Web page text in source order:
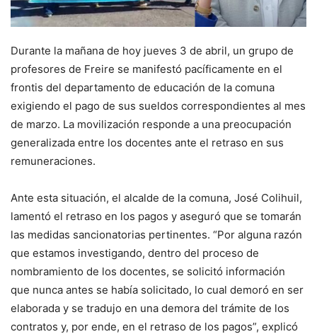
Durante la mañana de hoy jueves 3 de abril, un grupo de
profesores de Freire se manifestó pacíficamente en el
frontis del departamento de educación de la comuna
exigiendo el pago de sus sueldos correspondientes al mes
de marzo. La movilización responde a una preocupación
generalizada entre los docentes ante el retraso en sus
remuneraciones.
Ante esta situación, el alcalde de la comuna, José Colihuil,
lamentó el retraso en los pagos y aseguró que se tomarán
las medidas sancionatorias pertinentes. “Por alguna razón
que estamos investigando, dentro del proceso de
nombramiento de los docentes, se solicitó información
que nunca antes se había solicitado, lo cual demoró en ser
elaborada y se tradujo en una demora del trámite de los
contratos y, por ende, en el retraso de los pagos”, explicó